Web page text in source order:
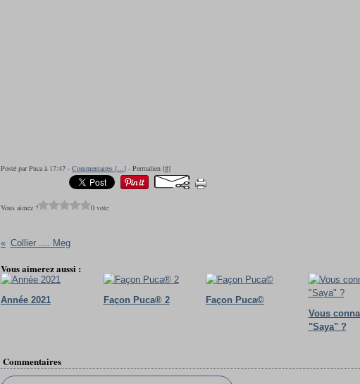
Posté par Puca à 17:47 - Commentaires […] - Permalien [#]
Vous aimez ? 0 vote
Collier .... Meg
Vous aimerez aussi :
Année 2021 Façon Puca® 2
Façon Puca©
Vous
"Saya" ?
Commentaires